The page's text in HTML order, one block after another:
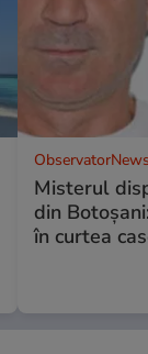
Misterul
din
în curtea